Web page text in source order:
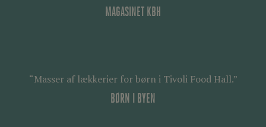
MAGASINET KBH
“Masser af lækkerier for børn i Tivoli Food Hall.”
BØRN I BYEN